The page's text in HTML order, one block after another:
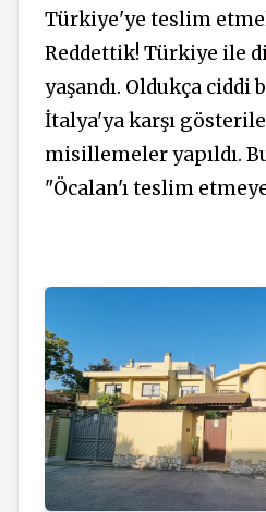
Türkiye'ye teslim
Reddettik! Türkiye ile
yaşandı. Oldukça ciddi
İtalya'ya karşı
misillemeler yapıldı.
"Öcalan'ı teslim